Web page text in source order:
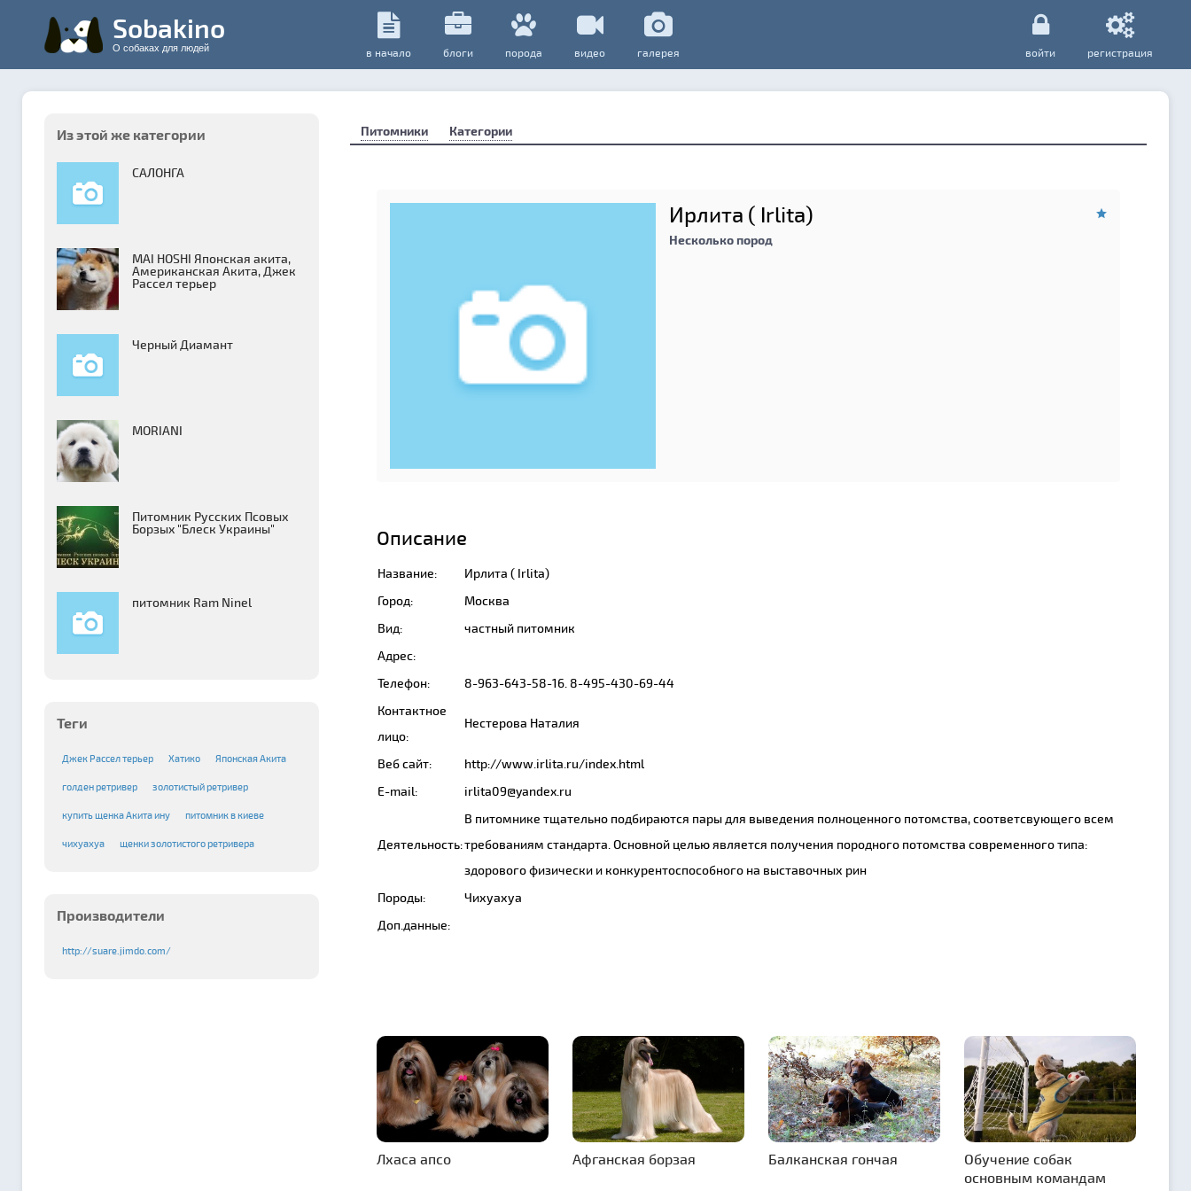
Sobakino
О собаках для людей в начало блоги порода видео галерея войти регистрация
Из этой же категории
САЛОНГА
MAI HOSHI Японская акита,
Американская Акита, Джек
Рассел терьер
Черный Диамант
MORIANI
Питомник Русских Псовых
Борзыx "Блеск Украины"
питомник Ram Ninel
Теги
Джек Рассел терьер Хатико Японская Акита
голден ретривер золотистый ретривер
купить щенка Акита ину питомник в киеве
чихуахуа щенки золотистого ретривера
Производители
http://suare.jimdo.com/
Питомники Категории
Ирлита ( Irlita)
Несколько пород
Описание
Название:
Ирлита ( Irlita)
Город:
Москва
Вид:
частный питомник
Адрес:
Телефон:
8-963-643-58-16. 8-495-430-69-44
Контактное
лицо:
Нестерова Наталия
Веб сайт:
http://www.irlita.ru/index.html
E-mail:
irlita09@yandex.ru
Деятельность:
В питомнике тщательно подбираются пары для выведения полноценного потомства, соответсвующего всем
требованиям стандарта. Основной целью является получения породного потомства современного типа:
здорового физически и конкурентоспособного на выставочных рин
Породы:
Чихуахуа
Доп.данные:
Лхаса апсо Афганская борзая Балканская гончая
Обучение собак
основным командам